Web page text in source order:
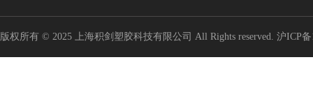
版权所有 © 2025 上海积剑塑胶科技有限公司 All Rights reserved. 沪ICP备